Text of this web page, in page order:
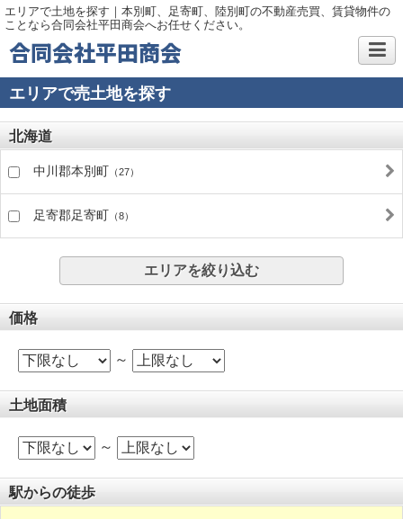
エリアで土地を探す｜本別町、足寄町、陸別町の不動産売買、賃貸物件の
ことなら合同会社平田商会へお任せください。
合同会社平田商会
エリアで売土地を探す
北海道
中川郡本別町 （27）
足寄郡足寄町 （8）
エリアを絞り込む
価格
～
土地面積
～
駅からの徒歩